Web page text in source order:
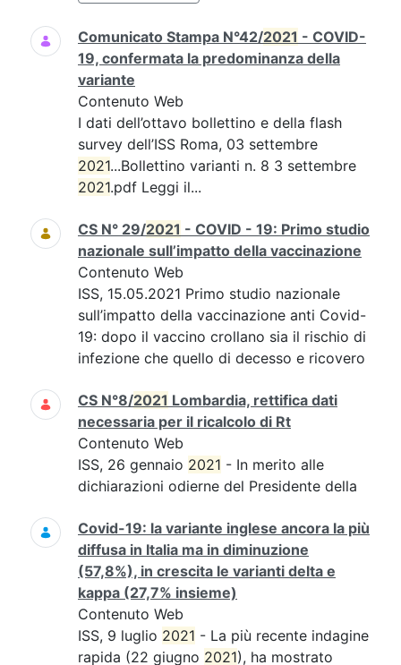
Comunicato Stampa N°42/2021 - COVID-
19, confermata la predominanza della
variante
Contenuto Web
I dati dell’ottavo bollettino e della flash
survey dell’ISS Roma, 03 settembre
2021...Bollettino varianti n. 8 3 settembre
2021.pdf Leggi il...
CS N° 29/2021 - COVID - 19: Primo studio
nazionale sull’impatto della vaccinazione
Contenuto Web
ISS, 15.05.2021 Primo studio nazionale
sull’impatto della vaccinazione anti Covid-
19: dopo il vaccino crollano sia il rischio di
infezione che quello di decesso e ricovero
CS N°8/2021 Lombardia, rettifica dati
necessaria per il ricalcolo di Rt
Contenuto Web
ISS, 26 gennaio 2021 - In merito alle
dichiarazioni odierne del Presidente della
Covid-19: la variante inglese ancora la più
diffusa in Italia ma in diminuzione
(57,8%), in crescita le varianti delta e
kappa (27,7% insieme)
Contenuto Web
ISS, 9 luglio 2021 - La più recente indagine
rapida (22 giugno 2021), ha mostrato